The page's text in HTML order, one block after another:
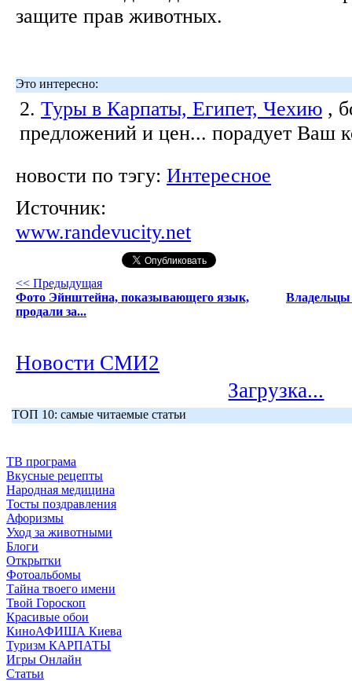
защите прав животных.
Это интересно:
2. Туры в Карпаты, Египет, Чехию ,
предложений и цен... порадует Ваш
новости по тэгу: Интересное
Источник:
www.randevucity.net
<< Предыдущая
Фото Эйнштейна, показывающего язык,
продали за...
Владельцы
Новости СМИ2
Загрузка...
ТОП 10: самые читаемые статьи
ТВ програма
Вкусные рецепты
Народная медицина
Тосты поздравления
Афоризмы
Уход за животными
Блоги
Открытки
Фотоальбомы
Тайна твоего имени
Твой Гороскоп
Красивые обои
КиноАФИША Киева
Туризм КАРПАТЫ
Игры Онлайн
Статьи